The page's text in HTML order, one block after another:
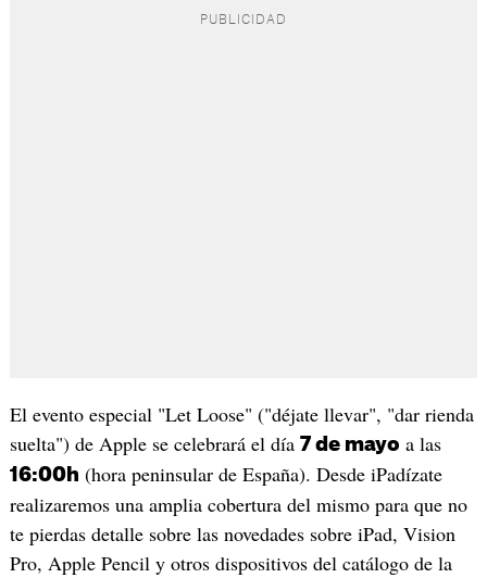
El evento especial "Let Loose" ("déjate llevar", "dar rienda
suelta") de Apple se celebrará el día 7 de mayo a las
16:00h (hora peninsular de España). Desde iPadízate
realizaremos una amplia cobertura del mismo para que no
te pierdas detalle sobre las novedades sobre iPad, Vision
Pro, Apple Pencil y otros dispositivos del catálogo de la